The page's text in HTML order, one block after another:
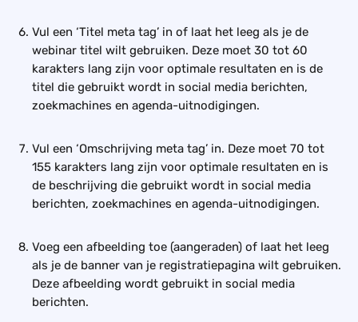
Vul een ‘Titel meta tag’ in of laat het leeg als je de
webinar titel wilt gebruiken. Deze moet 30 tot 60
karakters lang zijn voor optimale resultaten en is de
titel die gebruikt wordt in social media berichten,
zoekmachines en agenda-uitnodigingen.
Vul een ‘Omschrijving meta tag’ in. Deze moet 70 tot
155 karakters lang zijn voor optimale resultaten en is
de beschrijving die gebruikt wordt in social media
berichten, zoekmachines en agenda-uitnodigingen.
Voeg een afbeelding toe (aangeraden) of laat het leeg
als je de banner van je registratiepagina wilt gebruiken.
Deze afbeelding wordt gebruikt in social media
berichten.